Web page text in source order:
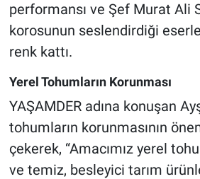
performansı ve Şef Murat Ali
korosunun seslendirdiği
renk kattı.
Yerel Tohumların Korunması
YAŞAMDER adına konuşan
tohumların korunmasının
çekerek, “Amacımız yerel
ve temiz, besleyici tarım